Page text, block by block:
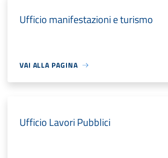
Ufficio manifestazioni e turismo
VAI ALLA PAGINA
Ufficio Lavori Pubblici